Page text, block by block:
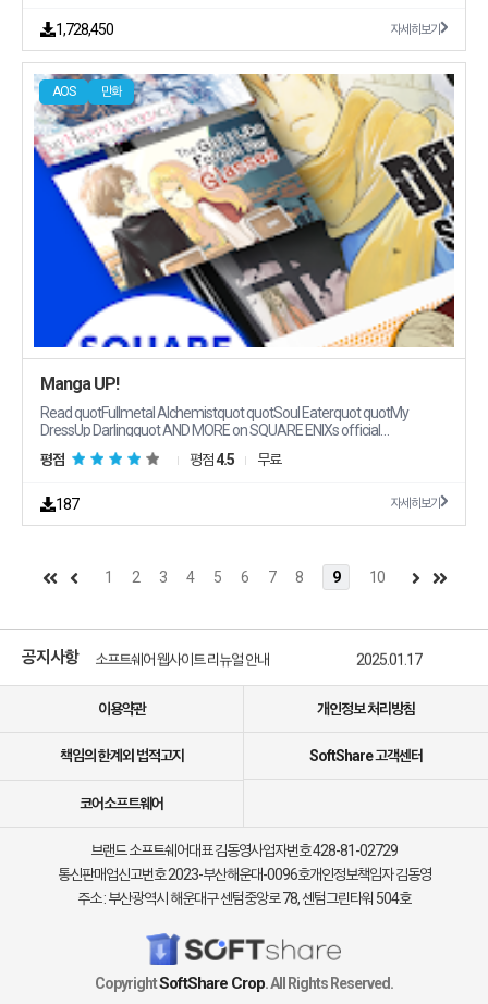
rekomendasi yang dipersonalisasi dan daftar buku berkualitas tinggi
selalu ada satu yang akan mengesankan dan menyentuh hatimu
Aktivitas menarik Keuntungan tugas harian bonus koin emas
melakukan misi koin emas diberikan secara gratis selama Anda
datang untuk membaca setiap hari web http//wwwwebreadappcom
Kebijakan Privasi
http//wwwwebreadappcom/index/index/privacyhtml Perjanjian
Layanan https//webreadappcom/wereadservicehtml
1,728,450 자세히보기
AOS 만화
Manga UP!
Read quotFullmetal Alchemistquot quotSoul Eaterquot quotMy
DressUp Darlingquot AND MORE on SQUARE ENIXs official
daily bonus items Heres a small taste of our diverse lineup Fullmetal
Dressup Darling I Lost My Adventurer39s License but It39s Fine
Because I Have an Adorable Daughter Now The Isekai Returnee is Too
Destroyer at Your Service And even more to be added in the future
SIMULPUB RELEASES Stay up to date with your favorite series
you read it here first SUPPORT CREATORS Manga UP is the official
Official Twitter account MangaUpGlobal WEB version
incurred if you connect to 3G 4G and 5G networks Available series may
평점 평점4.5 무료
187 자세히보기
1 2 3 4 5 6 7 8 9 10
공지사항
소프트쉐어 웹사이트 리뉴얼 안내
2025.01.17
소프트쉐어 신규 소프트웨어 추가 안내
2025.01.17
이용약관
개인정보 처리방침
책임의 한계외 법적고지 SoftShare 고객센터
코어소프트웨어
브랜드 소프트쉐어대표 김동영사업자번호 428-81-02729
통신판매업신고번호 2023-부산해운대-0096호개인정보책임자 김동영
주소 : 부산광역시 해운대구 센텀중앙로 78, 센텀그린타워 504호
CopyrightSoftShare Crop. All Rights Reserved.